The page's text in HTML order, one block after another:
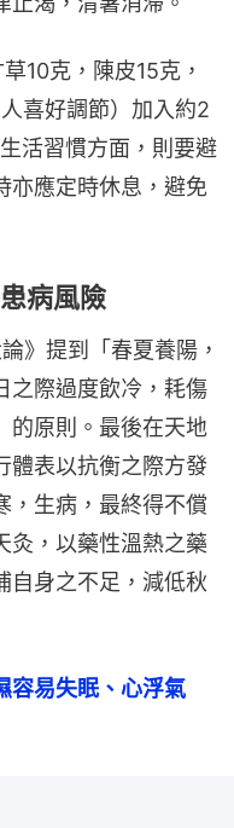
10克，陳皮15克，
喜好調節）加入約2
活習慣方面，則要避
亦應定時休息，避免
病風險
》提到「春夏養陽，
之際過度飲冷，耗傷
的原則。最後在天地
體表以抗衡之際方發
，生病，最終得不償
灸，以藥性溫熱之藥
自身之不足，減低秋
容易失眠、心浮氣